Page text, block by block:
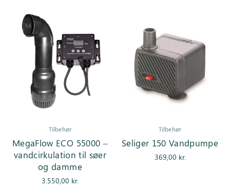
Tilbehør
MegaFlow ECO 55000 –
vandcirkulation til søer
og damme
3.550,00 kr.
Tilbehør
Seliger 150 Vandpumpe
369,00 kr.